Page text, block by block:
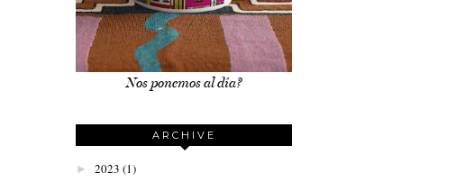
Nos ponemos al día?
ARCHIVE
► 2023 (1)